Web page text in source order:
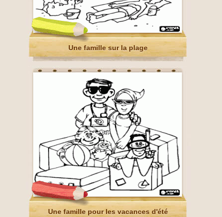
Une famille sur la plage
Une famille pour les vacances d'été